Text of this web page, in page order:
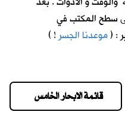
سطح المكتب في
: (موعدنا الجسر!
)
قائمة الابحار الخامس